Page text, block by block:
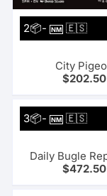
2📦-NM 🇪🇸
City
$202.50
3📦-NM 🇪🇸
Daily Bugle
$472.50